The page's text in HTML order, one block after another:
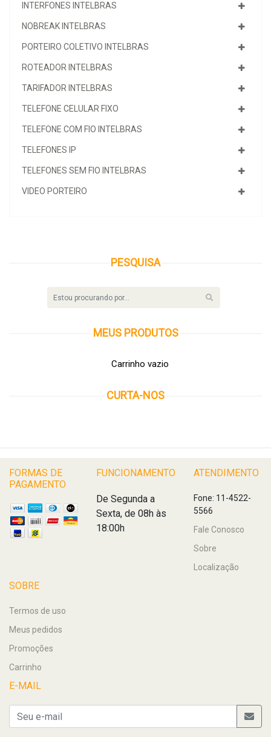
INTERFONES INTELBRAS
NOBREAK INTELBRAS
PORTEIRO COLETIVO INTELBRAS
ROTEADOR INTELBRAS
TARIFADOR INTELBRAS
TELEFONE CELULAR FIXO
TELEFONE COM FIO INTELBRAS
TELEFONES IP
TELEFONES SEM FIO INTELBRAS
VIDEO PORTEIRO
PESQUISA
MEUS PRODUTOS
Carrinho vazio
CURTA-NOS
FORMAS DE
PAGAMENTO
FUNCIONAMENTO
De Segunda a
Sexta, de 08h às
18:00h
ATENDIMENTO
Fone: 11-4522-
5566
Fale Conosco
Sobre
Localização
SOBRE
Termos de uso
Meus pedidos
Promoções
Carrinho
E-MAIL